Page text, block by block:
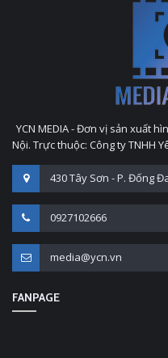
YCN MEDIA - Đơn vị sản xuất
Nội. Trực thuộc: Công ty TNHH
430 Tây Sơn - P. Đống
0927102666
media@ycn.vn
FANPAGE